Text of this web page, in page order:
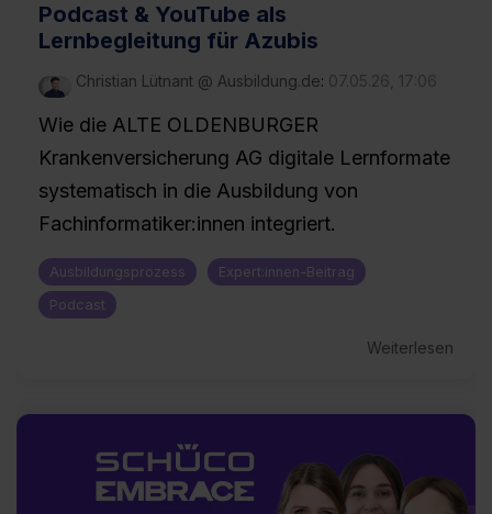
Podcast & YouTube als
Lernbegleitung für Azubis
Christian Lütnant @ Ausbildung.de: 07.05.26, 17:06
Wie die ALTE OLDENBURGER
Krankenversicherung AG digitale Lernformate
systematisch in die Ausbildung von
Fachinformatiker:innen integriert.
Ausbildungsprozess
Expert:innen-Beitrag
Podcast
Weiterlesen